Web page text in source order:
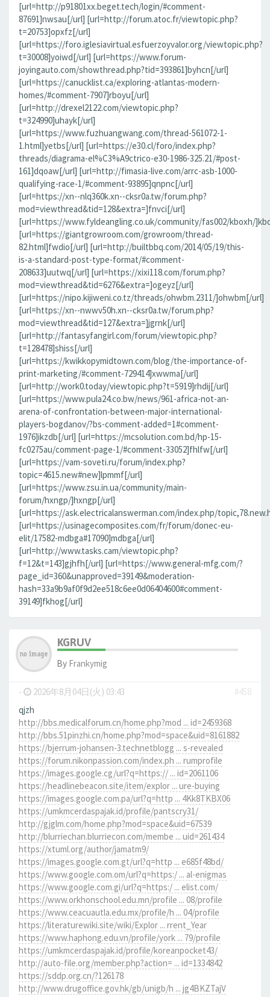
[url=http://p91801xx.beget.tech/login/#comment-
87691]nwsau[/url] [url=http://forum.atoc.fr/viewtopic.php?
t=20753]opxfz[/url]
[url=https://foro.iglesiavirtual.esfuerzoyvalor.org/viewtopic.php?
t=30008]yoiwd[/url] [url=https://www.forum-
joyingauto.com/showthread.php?tid=393861]byhcn[/url]
[url=https://canucklist.ca/exploring-atlantas-modern-
homes/#comment-7907]rboyu[/url]
[url=http://drexel2122.com/viewtopic.php?
t=324990]uhayk[/url]
[url=https://www.fuzhuangwang.com/thread-561072-1-
1.html]yetbs[/url] [url=https://e30.cl/foro/index.php?
threads/diagrama-el%C3%A9ctrico-e30-1986-325.21/#post-
161]dqoaw[/url] [url=http://fimasia-live.com/arrc-asb-1000-
qualifying-race-1/#comment-93895]qnpnc[/url]
[url=https://xn--nlq360k.xn--cksr0a.tw/forum.php?
mod=viewthread&tid=128&extra=]fnvci[/url]
[url=https://www.fyldeangling.co.uk/community/fas002/kboxh/
[url=https://giantgrowroom.com/growroom/thread-
82.html]fwdio[/url] [url=http://builtbbq.com/2014/05/19/this-
is-a-standard-post-type-format/#comment-
208633]uutwq[/url] [url=https://xixi118.com/forum.php?
mod=viewthread&tid=6276&extra=]ogeyz[/url]
[url=https://nipo.kijiweni.co.tz/threads/ohwbm.2311/]ohwbm[/url]
[url=https://xn--nwwv50h.xn--cksr0a.tw/forum.php?
mod=viewthread&tid=127&extra=]jgrnk[/url]
[url=http://fantasyfangirl.com/forum/viewtopic.php?
t=128478]shiss[/url]
[url=https://kwikkopymidtown.com/blog/the-importance-of-
print-marketing/#comment-729414]xwwma[/url]
[url=http://work0.today/viewtopic.php?t=5919]rhdij[/url]
[url=https://www.pula24.co.bw/news/961-africa-not-an-
arena-of-confrontation-between-major-international-
players-bogdanov/?bs-comment-added=1#comment-
1976]ikzdb[/url] [url=https://mcsolution.com.bd/hp-15-
fc0275au/comment-page-1/#comment-33052]fhlfw[/url]
[url=https://vam-soveti.ru/forum/index.php?
topic=4615.new#new]lpmmf[/url]
[url=https://www.zsu.in.ua/community/main-
forum/hxngp/]hxngp[/url]
[url=https://ask.electricalanswerman.com/index.php/
[url=https://usinagecomposites.com/fr/forum/donec-eu-
elit/17582-mdbga#17090]mdbga[/url]
[url=http://www.tasks.cam/viewtopic.php?
f=12&t=143]gjhfh[/url] [url=https://www.general-mfg.com/?
page_id=360&unapproved=39149&moderation-
hash=33a9b9af0f9d2ee518c6ee0d06404600#comment-
39149]fkhog[/url]
KGRUV
By Frankymig
- 2026年8月04日(火) 03:43
#458
qjzh
http://bbs.medicalforum.cn/home.php?mod ... id=2459368
http://bbs.51pinzhi.cn/home.php?mod=space&uid=8161882
https://bjerrum-johansen-3.technetblogg ... s-revealed
https://forum.nikonpassion.com/index.ph ... rumprofile
https://images.google.cg/url?q=https:// ... id=2061106
https://headlinebeacon.site/item/explor ... ure-buying
https://images.google.com.pa/url?q=http ... 4Kk8TKBX06
https://umkmcerdaspajak.id/profile/pantscry31/
http://gjglm.com/home.php?mod=space&uid=67539
http://blurriechan.blurriecon.com/membe ... uid=261434
https://xtuml.org/author/jamatm9/
https://images.google.com.gt/url?q=http ... e685f48bd/
https://www.google.com.om/url?q=https:/ ... al-enigmas
https://www.google.com.gi/url?q=https:/ ... elist.com/
https://www.orkhonschool.edu.mn/profile ... 08/profile
https://www.ceacuautla.edu.mx/profile/h ... 04/profile
https://literaturewiki.site/wiki/Explor ... rrent_Year
https://www.haphong.edu.vn/profile/york ... 79/profile
https://umkmcerdaspajak.id/profile/koreanpocket43/
http://auto-file.org/member.php?action= ... id=1334842
https://sddp.org.cn/?126178
http://www.drugoffice.gov.hk/gb/unigb/h ... jg4BKZTajV